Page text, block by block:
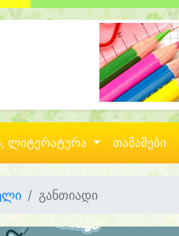
ლიტერატურა თამაშები
განთიადი